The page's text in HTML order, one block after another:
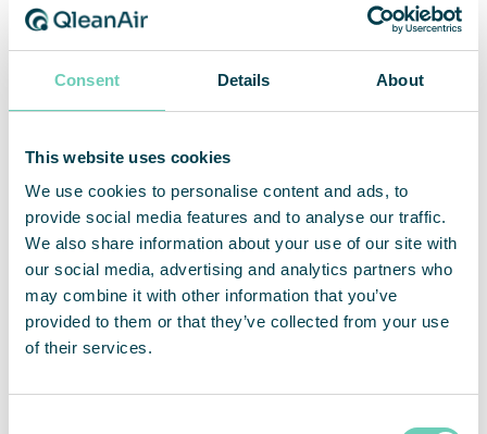
Consent Details About
This website uses cookies
We use cookies to personalise content and ads, to
provide social media features and to analyse our traffic.
We also share information about your use of our site with
our social media, advertising and analytics partners who
may combine it with other information that you’ve
provided to them or that they’ve collected from your use
of their services.